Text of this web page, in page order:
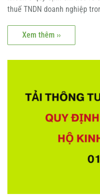
thuế TNDN doanh nghiệp
Xem thêm ››